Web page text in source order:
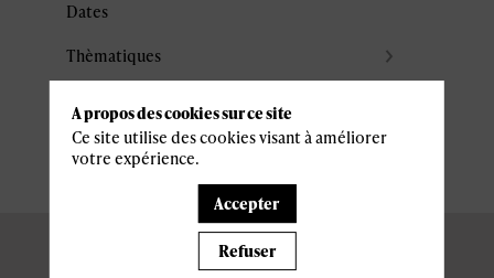
Dates
Thèmatiques
Effacer tous les filtres
A propos des cookies sur ce site
Ce site utilise des cookies visant à améliorer
votre expérience.
Accepter
Refuser